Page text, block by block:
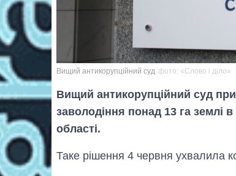
Вищий антикорупційний суд фото: «Слово і діло»
Вищий антикорупційний суд
заволодіння понад 13 га землі
області.
Таке рішення 4 червня ухвалила